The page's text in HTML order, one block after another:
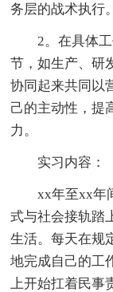
务层的战术执行。
2。在具体工
节，如生产、研
协同起来共同以
己的主动性，提
力。
实习内容：
xx年至xx年间
式与社会接轨踏
生活。每天在规
地完成自己的工
上开始扛着民